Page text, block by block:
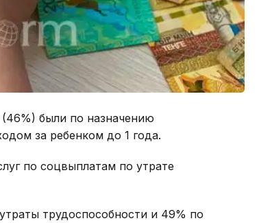
были по назначению
за ребенком до 1 года.
по соцвыплатам по утрате
трудоспособности и 49% по